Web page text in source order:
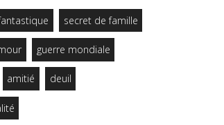
secret de famille
guerre mondiale
amitié deuil